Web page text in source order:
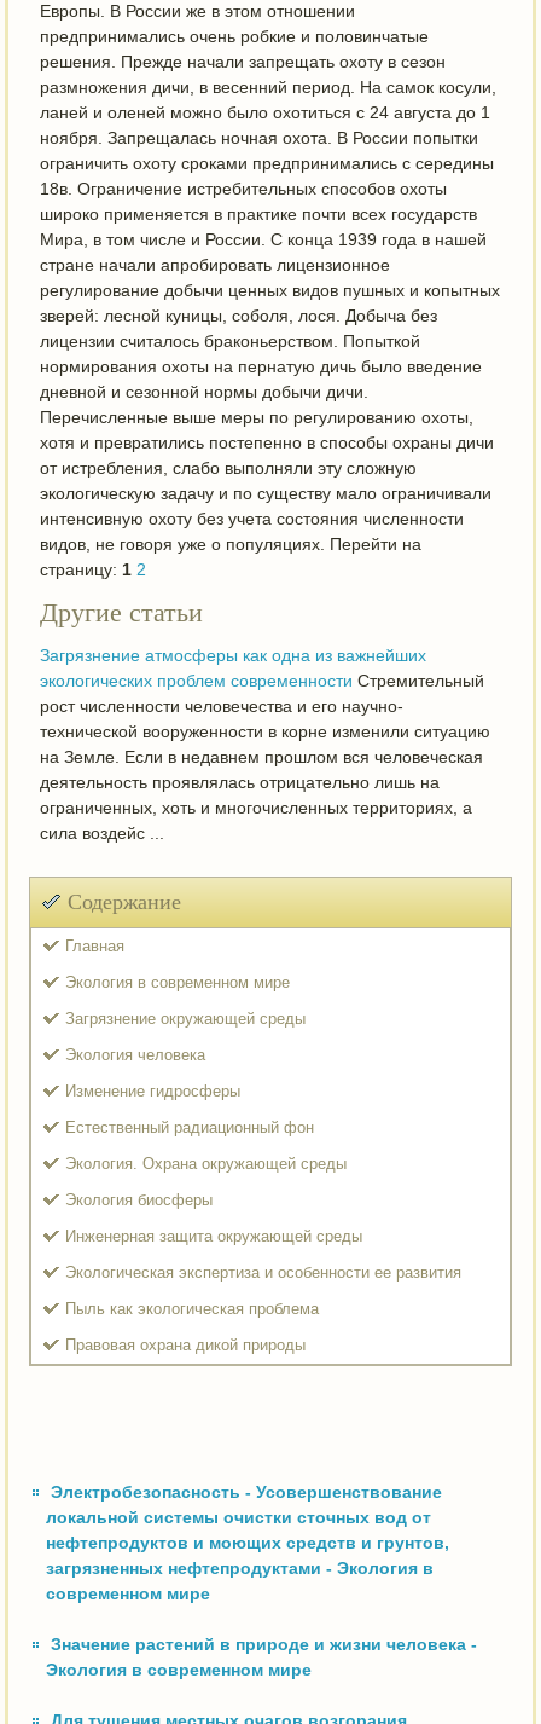
Европы. В России же в этом отношении
предпринимались очень робкие и половинчатые
решения. Прежде начали запрещать охоту в сезон
размножения дичи, в весенний период. На самок косули,
ланей и оленей можно было охотиться с 24 августа до 1
ноября. Запрещалась ночная охота. В России попытки
ограничить охоту сроками предпринимались с середины
18в. Ограничение истребительных способов охоты
широко применяется в практике почти всех государств
Мира, в том числе и России. С конца 1939 года в нашей
стране начали апробировать лицензионное
регулирование добычи ценных видов пушных и копытных
зверей: лесной куницы, соболя, лося. Добыча без
лицензии считалось браконьерством. Попыткой
нормирования охоты на пернатую дичь было введение
дневной и сезонной нормы добычи дичи.
Перечисленные выше меры по регулированию охоты,
хотя и превратились постепенно в способы охраны дичи
от истребления, слабо выполняли эту сложную
экологическую задачу и по существу мало ограничивали
интенсивную охоту без учета состояния численности
видов, не говоря уже о популяциях. Перейти на
страницу:1 2
Другие статьи
Загрязнение атмосферы как одна из важнейших
экологических проблем современности Стремительный
рост численности человечества и его научно-
технической вооруженности в корне изменили ситуацию
на Земле. Если в недавнем прошлом вся человеческая
деятельность проявлялась отрицательно лишь на
ограниченных, хоть и многочисленных территориях, а
сила воздейс ...
Содержание
Главная
Экология в современном мире
Загрязнение окружающей среды
Экология человека
Изменение гидросферы
Естественный радиационный фон
Экология. Охрана окружающей среды
Экология биосферы
Инженерная защита окружающей среды
Экологическая экспертиза и особенности ее развития
Пыль как экологическая проблема
Правовая охрана дикой природы
Электробезопасность - Усовершенствование
локальной системы очистки сточных вод от
нефтепродуктов и моющих средств и грунтов,
загрязненных нефтепродуктами - Экология в
современном мире
Значение растений в природе и жизни человека -
Экология в современном мире